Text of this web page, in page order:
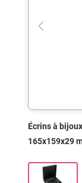
Écrins à
165x159x29